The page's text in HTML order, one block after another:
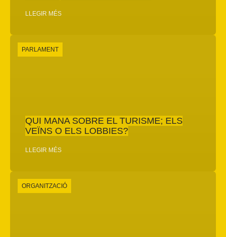
LLEGIR MÉS
QUI MANA SOBRE EL TURISME; ELS
VEÏNS O ELS LOBBIES?
LLEGIR MÉS
PARLAMENT
ORGANITZACIÓ